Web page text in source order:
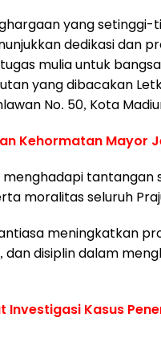
yang setinggi-
dedikasi dan
mulia untuk
yang dibacakan
No. 50, Kota
Kehormatan Mayor
tantangan
moralitas seluruh
meningkatkan
disiplin dalam
Investigasi Kasus